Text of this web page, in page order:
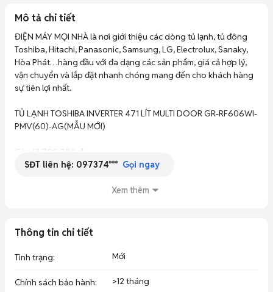
Mô tả chi tiết
ĐIỆN MÁY MỌI NHÀ là nơi giới thiệu các dòng tủ lạnh, tủ đông
Toshiba, Hitachi, Panasonic, Samsung, LG, Electrolux, Sanaky,
Hòa Phát…hàng đầu với đa dạng các sản phẩm, giá cả hợp lý,
vận chuyển và lắp đặt nhanh chóng mang đến cho khách hàng
sự tiên lợi nhất.
TỦ LẠNH TOSHIBA INVERTER 471 LÍT MULTI DOOR GR-RF606WI-
PMV(60)-AG(MẪU MỚI)
Gía: 13.700.000 đ
Kiểu tủ: Multi Door - 4 cánh
Dung tích sử dụng: 471 lít - 4 - 5 người
Chất liệu cửa tủ lạnh: Mặt thép
Chất liệu khay ngăn lạnh: Kính chịu lực
Chất liệu ống dẫn gas, dàn lạnh: Ống dẫn gas bằng hợp kim -
Công suất tiêu thụ công bố theo TCVN:539 kWh/năm
SĐT liên hệ: 097374*** Gọi ngay
Xem thêm
Thông tin chi tiết
Tình trạng: Mới
Chính sách bảo hành: >12 tháng